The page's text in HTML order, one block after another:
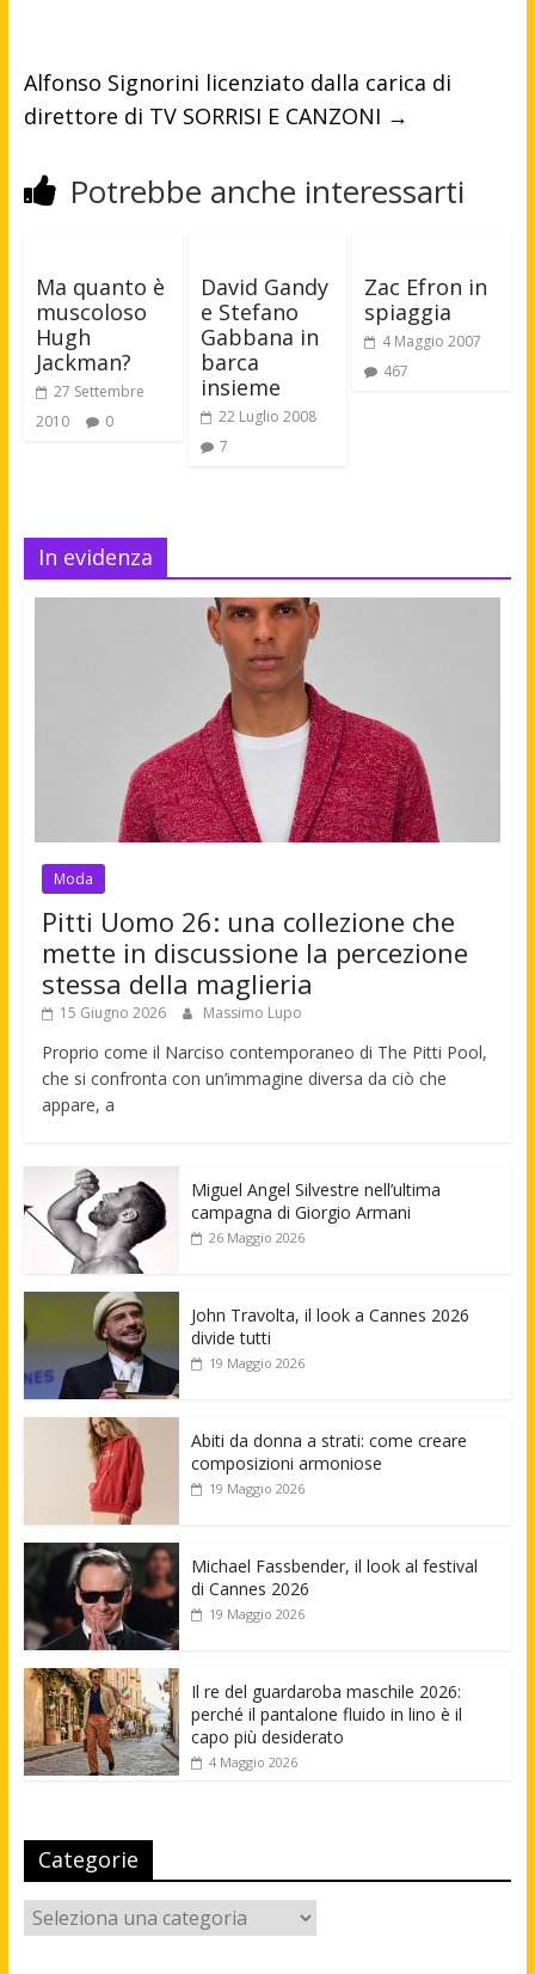
Alfonso Signorini licenziato dalla carica di
direttore di TV SORRISI E CANZONI →
Potrebbe anche interessarti
Ma quanto è
muscoloso
Hugh
Jackman?
27 Settembre
2010
0
David Gandy
e Stefano
Gabbana in
barca
insieme
22 Luglio 2008
7
Zac Efron in
spiaggia
4 Maggio 2007
467
In evidenza
Moda
Pitti Uomo 26: una collezione che
mette in discussione la percezione
stessa della maglieria
15 Giugno 2026 Massimo Lupo
Proprio come il Narciso contemporaneo di The Pitti Pool,
che si confronta con un’immagine diversa da ciò che
appare, a
Miguel Angel Silvestre nell’ultima
campagna di Giorgio Armani
26 Maggio 2026
John Travolta, il look a Cannes 2026
divide tutti
19 Maggio 2026
Abiti da donna a strati: come creare
composizioni armoniose
19 Maggio 2026
Michael Fassbender, il look al festival
di Cannes 2026
19 Maggio 2026
Il re del guardaroba maschile 2026:
perché il pantalone fluido in lino è il
capo più desiderato
4 Maggio 2026
Categorie
Categorie